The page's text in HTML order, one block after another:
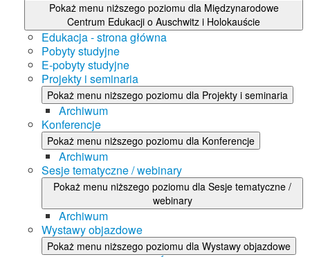
Pokaż menu niższego poziomu dla Międzynarodowe
Centrum Edukacji o Auschwitz i Holokauście
Edukacja - strona główna
Pobyty studyjne
E-pobyty studyjne
Projekty i seminaria
Pokaż menu niższego poziomu dla Projekty i seminaria
Archiwum
Konferencje
Pokaż menu niższego poziomu dla Konferencje
Archiwum
Sesje tematyczne / webinary
Pokaż menu niższego poziomu dla Sesje tematyczne /
webinary
Archiwum
Wystawy objazdowe
Pokaż menu niższego poziomu dla Wystawy objazdowe